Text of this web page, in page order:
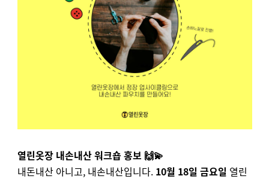
열린옷장 내손내산 워크숍 홍보 🙌💫
내돈내산 아니고, 내손내산입니다. 10월 18일 금요일 열린